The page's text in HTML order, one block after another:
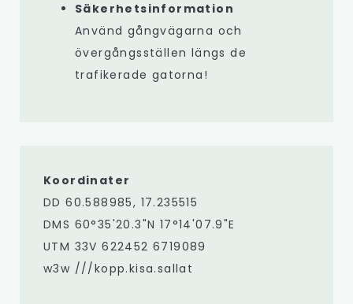
Säkerhetsinformation
Använd gångvägarna och
övergångsställen längs de
trafikerade gatorna!
Koordinater
DD 60.588985, 17.235515
DMS 60°35'20.3"N 17°14'07.9"E
UTM 33V 622452 6719089
w3w ///kopp.kisa.sallat